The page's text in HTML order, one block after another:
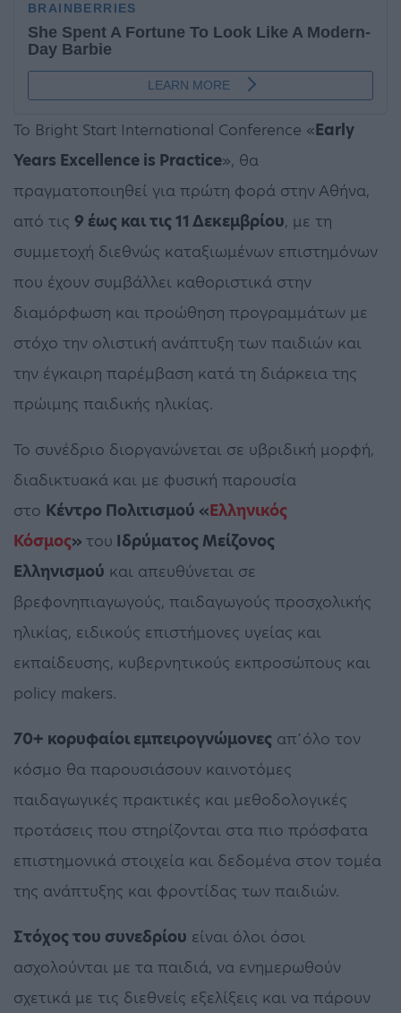
Το Bright Start International Conference «Early
Years Excellence is Practice», θα
πραγματοποιηθεί για πρώτη φορά στην Αθήνα,
από τις 9 έως και τις 11 Δεκεμβρίου, με τη
συμμετοχή διεθνώς καταξιωμένων επιστημόνων
που έχουν συμβάλλει καθοριστικά στην
διαμόρφωση και προώθηση προγραμμάτων με
στόχο την ολιστική ανάπτυξη των παιδιών και
την έγκαιρη παρέμβαση κατά τη διάρκεια της
πρώιμης παιδικής ηλικίας.
Το συνέδριο διοργανώνεται σε υβριδική μορφή,
διαδικτυακά και με φυσική παρουσία
στο Κέντρο Πολιτισμού «Ελληνικός
Κόσμος» του Ιδρύματος Μείζονος
Ελληνισμού και απευθύνεται σε
βρεφονηπιαγωγούς, παιδαγωγούς προσχολικής
ηλικίας, ειδικούς επιστήμονες υγείας και
εκπαίδευσης, κυβερνητικούς εκπροσώπους και
policy makers.
70+ κορυφαίοι εμπειρογνώμονες απ΄όλο τον
κόσμο θα παρουσιάσουν καινοτόμες
παιδαγωγικές πρακτικές και μεθοδολογικές
προτάσεις που στηρίζονται στα πιο πρόσφατα
επιστημονικά στοιχεία και δεδομένα στον τομέα
της ανάπτυξης και φροντίδας των παιδιών.
Στόχος του συνεδρίου είναι όλοι όσοι
ασχολούνται με τα παιδιά, να ενημερωθούν
σχετικά με τις διεθνείς εξελίξεις και να πάρουν